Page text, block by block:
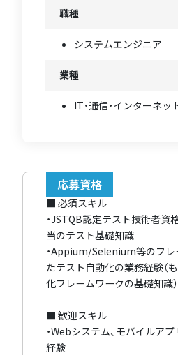
職種
システムエンジニア
業種
IT・通信・インターネッ
応募資格
■ 必須スキル
・JSTQB認定テスト技術者資
当のテスト基礎知識
・Appium/Selenium等のフレ
たテスト自動化の業務経験（
化フレームワークの基礎知識）
■ 歓迎スキル
・Webシステム、モバイルア
経験